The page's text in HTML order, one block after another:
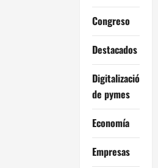
Congreso
Destacados
Digitalización
de pymes
Economía
Empresas